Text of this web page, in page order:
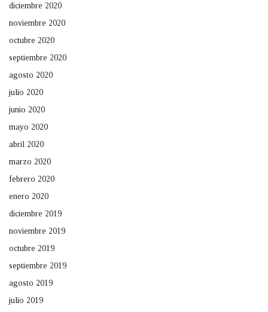
diciembre 2020
noviembre 2020
octubre 2020
septiembre 2020
agosto 2020
julio 2020
junio 2020
mayo 2020
abril 2020
marzo 2020
febrero 2020
enero 2020
diciembre 2019
noviembre 2019
octubre 2019
septiembre 2019
agosto 2019
julio 2019